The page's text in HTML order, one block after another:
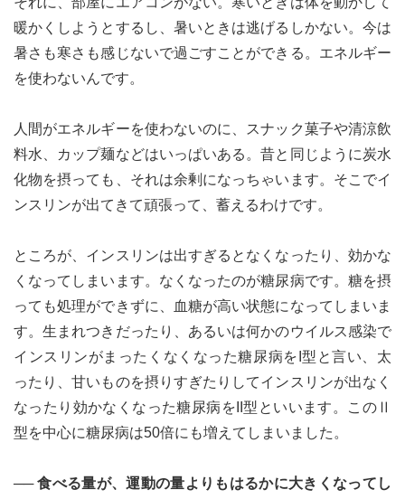
暖かくしようとするし、暑いときは逃げるしかない。今は
暑さも寒さも感じないで過ごすことができる。エネルギー
を使わないんです。
人間がエネルギーを使わないのに、スナック菓子や清涼飲
料水、カップ麺などはいっぱいある。昔と同じように炭水
化物を摂っても、それは余剰になっちゃいます。そこでイ
ンスリンが出てきて頑張って、蓄えるわけです。
ところが、インスリンは出すぎるとなくなったり、効かな
くなってしまいます。なくなったのが糖尿病です。糖を摂
っても処理ができずに、血糖が高い状態になってしまいま
す。生まれつきだったり、あるいは何かのウイルス感染で
インスリンがまったくなくなった糖尿病をI型と言い、太
ったり、甘いものを摂りすぎたりしてインスリンが出なく
なったり効かなくなった糖尿病をII型といいます。このⅡ
型を中心に糖尿病は50倍にも増えてしまいました。
── 食べる量が、運動の量よりもはるかに大きくなってし